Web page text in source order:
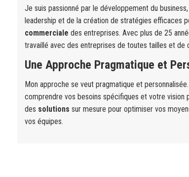
Je suis passionné par le développement du
leadership et de la création de stratégies efficaces
commerciale des entreprises. Avec plus de 25
travaillé avec des entreprises de toutes tailles et de
Une Approche Pragmatique et
Mon approche se veut pragmatique et
comprendre vos besoins spécifiques et votre vision
des solutions sur mesure pour optimiser vos
vos équipes.